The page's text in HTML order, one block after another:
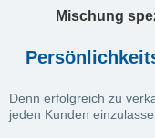
Mischung
Denn erfolgreich zu
jeden Kunden